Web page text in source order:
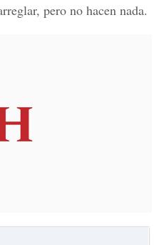
pero no hacen nada.